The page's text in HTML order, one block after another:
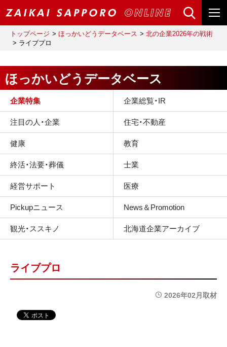
トップページ ほっかいどうデータベース
北の企業2026年の戦術
ライブプロ
ほっかいどうデータベース
企業特集
企業総覧・IR
注目の人・企業
住宅・不動産
健康
教育
終活・法要・葬儀
士業
経営サポート
医療
Pickupニュース
News＆Promotion
観光・ススキノ
北海道企業アーカイブ
ライブプロ
2026年02月取材